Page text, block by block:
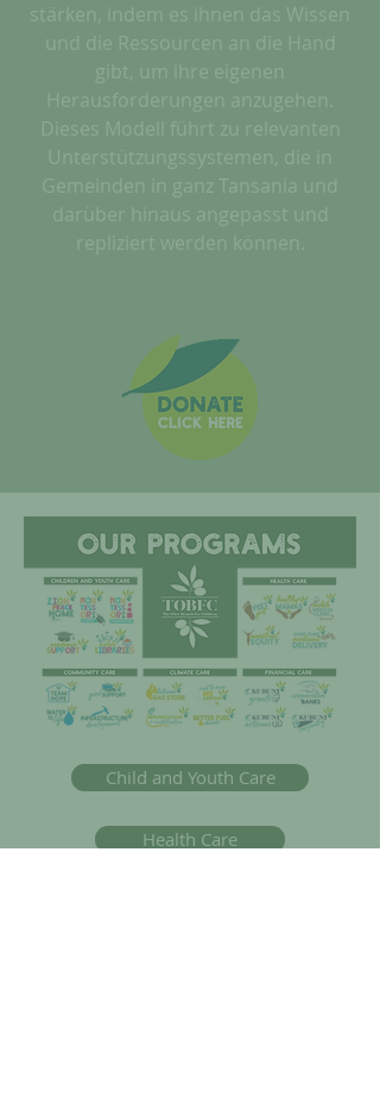
stärken, indem es ihnen das Wissen
und die Ressourcen an die Hand
gibt, um ihre eigenen
Herausforderungen anzugehen.
Dieses Modell führt zu relevanten
Unterstützungssystemen, die in
Gemeinden in ganz Tansania und
darüber hinaus angepasst und
repliziert werden können.
Child and Youth Care
Health Care